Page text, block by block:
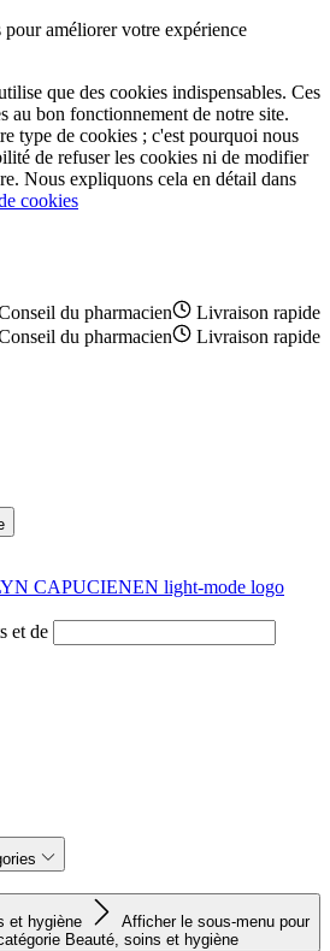
améliorer votre expérience
que des cookies indispensables. Ces
au bon fonctionnement de notre site.
type de cookies ; c'est pourquoi nous
de refuser les cookies ni de modifier
Nous expliquons cela en détail dans
cookies
du pharmacien
Livraison rapide
du pharmacien Livraison rapide
et hygiène
Afficher le sous-menu pour
Beauté, soins et hygiène